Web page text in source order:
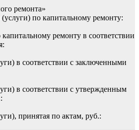
ремонта»
по капитальному ремонту:
ремонту в соответствии
в соответствии с заключенными
в соответствии с утвержденным
принятая по актам, руб.: